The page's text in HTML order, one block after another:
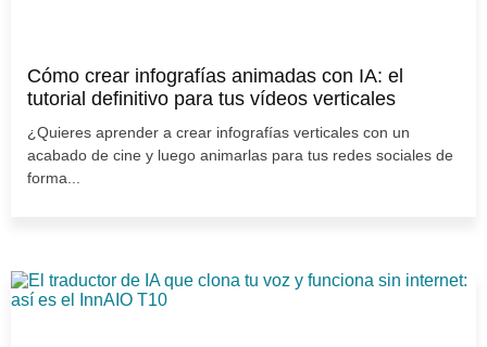
Cómo crear infografías animadas con IA: el
tutorial definitivo para tus vídeos verticales
¿Quieres aprender a crear infografías verticales con un
acabado de cine y luego animarlas para tus redes sociales de
forma...